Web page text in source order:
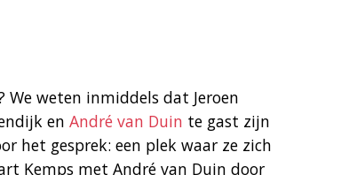
We weten inmiddels dat Jeroen
en André van Duin te gast zijn
het gesprek: een plek waar ze zich
Kemps met André van Duin door